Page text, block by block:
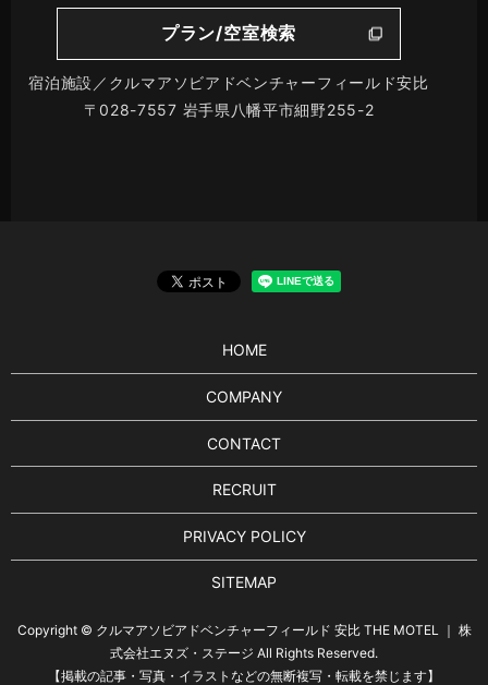
プラン/空室検索
宿泊施設／クルマアソビアドベンチャーフィールド安比
〒028-7557 岩手県八幡平市細野255-2
HOME
COMPANY
CONTACT
RECRUIT
PRIVACY POLICY
SITEMAP
Copyright © クルマアソビアドベンチャーフィールド 安比 THE MOTEL ｜ 株
式会社エヌズ・ステージ All Rights Reserved.
【掲載の記事・写真・イラストなどの無断複写・転載を禁じます】